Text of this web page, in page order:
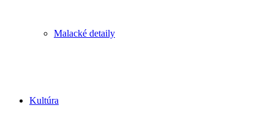
Malacké detaily
Kultúra